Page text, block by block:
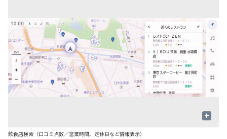
+
飲食店検索（口コミ点数／営業時間、定休日など情報表示）